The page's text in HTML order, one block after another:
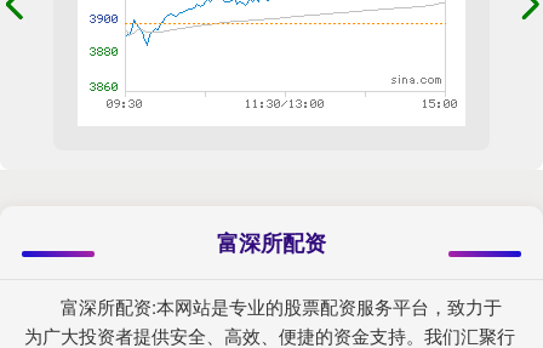
富深所配资
富深所配资:本网站是专业的股票配资服务平台，致力于
为广大投资者提供安全、高效、便捷的资金支持。我们汇聚行